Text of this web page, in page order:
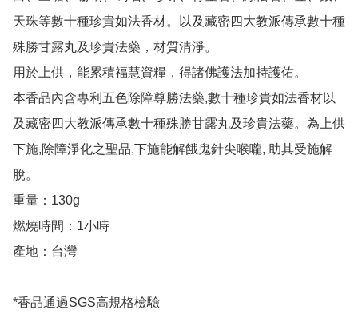
天珠等數十種珍貴如法香材。以及藏密四大教派傳承數十種
殊勝甘露丸及珍貴法藥，材質清淨。
用於上供，能累積福慧資糧，得諸佛護法加持護佑。
本香品內含專利五色除障尊勝法藥,數十種珍貴如法香材以
及藏密四大教派傳承數十種殊勝甘露丸及珍貴法藥。為上供
下施,除障淨化之聖品,下施能解餓鬼針尖喉嚨, 助其受施解
脫。
重量：130g
燃燒時間：1小時
產地：台灣
*香品通過SGS高規格檢驗